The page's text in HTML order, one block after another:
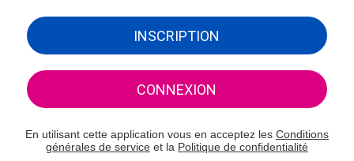
INSCRIPTION
CONNEXION
En utilisant cette application vous en acceptez les Conditions
générales de service et la Politique de confidentialité